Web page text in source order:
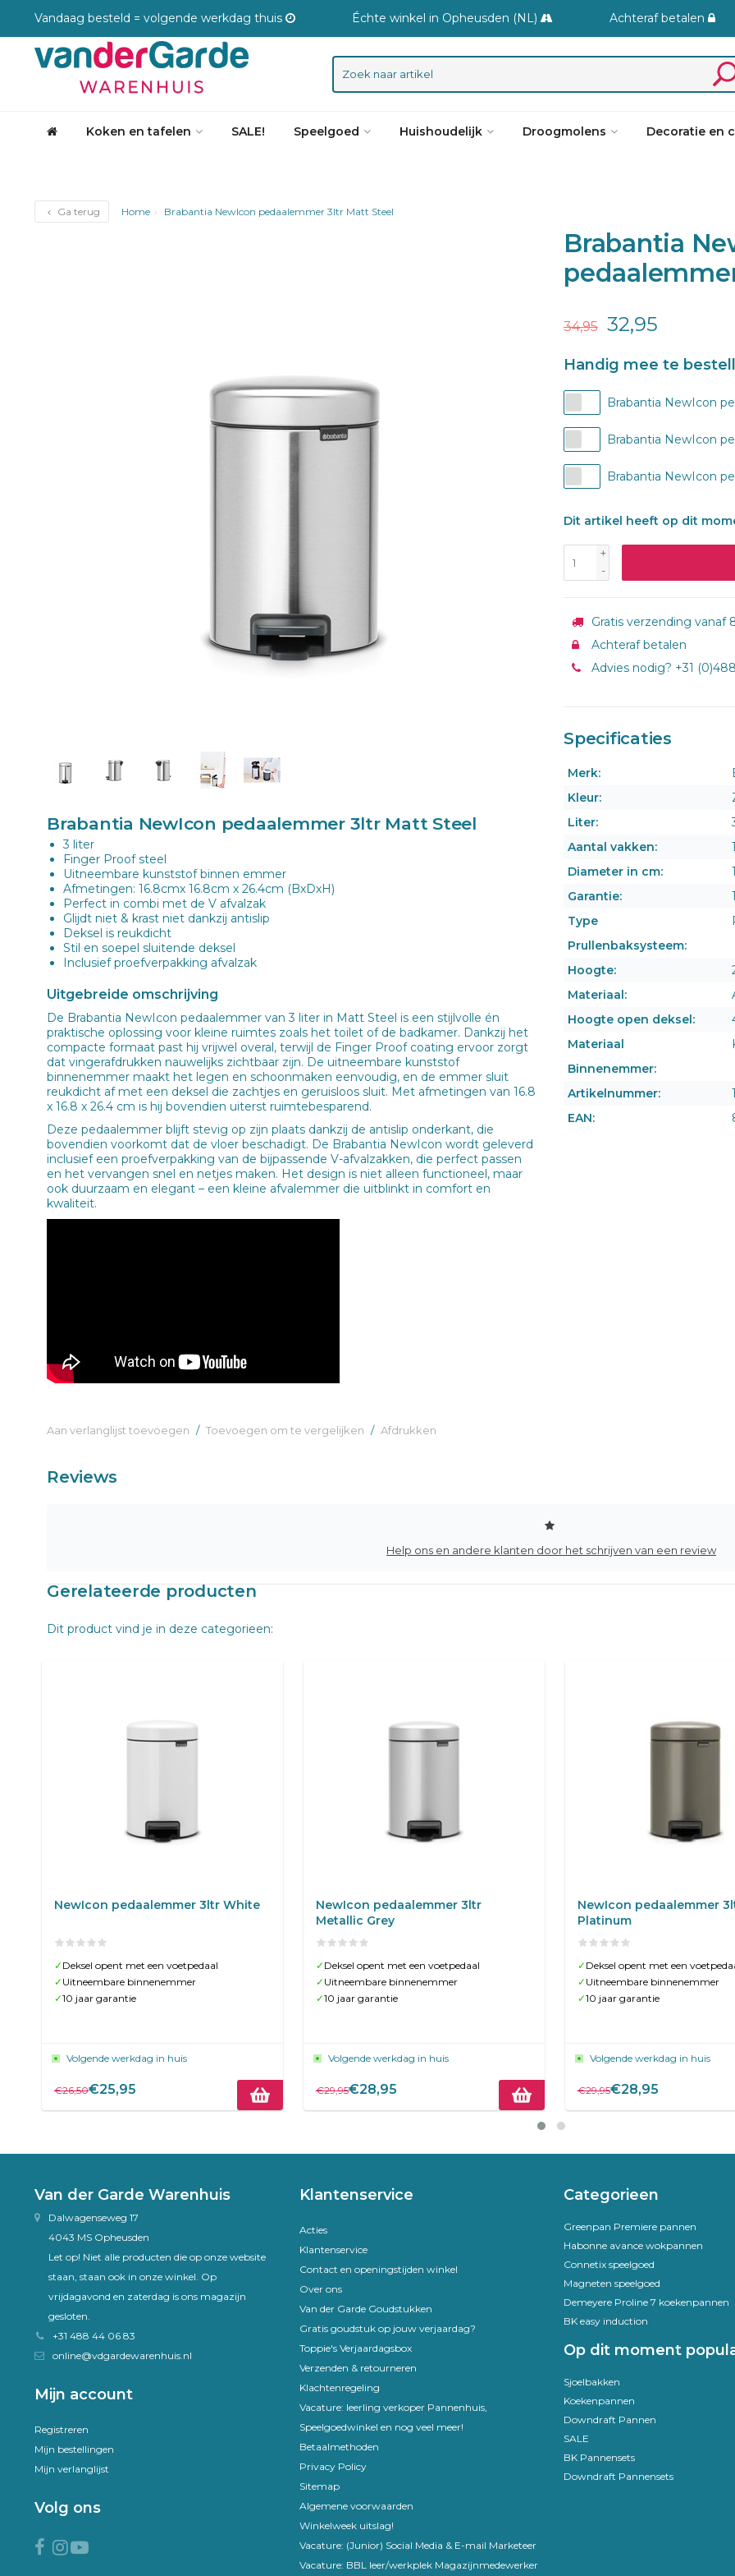
Vandaag besteld = volgende werkdag thuis Échte winkel in Opheusden (NL) Achteraf betalen
Koken en tafelen SALE! Speelgoed Huishoudelijk Droogmolens Decoratie en
Ga terug Home Brabantia NewIcon pedaalemmer 3ltr Matt Steel
Brabantia NewIcon pedaalemmer 3ltr Matt Steel
3 liter
Finger Proof steel
Uitneembare kunststof binnen emmer
Afmetingen: 16.8cmx 16.8cm x 26.4cm (BxDxH)
Perfect in combi met de V afvalzak
Glijdt niet & krast niet dankzij antislip
Deksel is reukdicht
Stil en soepel sluitende deksel
Inclusief proefverpakking afvalzak
Uitgebreide omschrijving
De Brabantia NewIcon pedaalemmer van 3 liter in Matt Steel is een stijlvolle én
praktische oplossing voor kleine ruimtes zoals het toilet of de badkamer. Dankzij het
compacte formaat past hij vrijwel overal, terwijl de Finger Proof coating ervoor zorgt
dat vingerafdrukken nauwelijks zichtbaar zijn. De uitneembare kunststof
binnenemmer maakt het legen en schoonmaken eenvoudig, en de emmer sluit
reukdicht af met een deksel die zachtjes en geruisloos sluit. Met afmetingen van 16.8
x 16.8 x 26.4 cm is hij bovendien uiterst ruimtebesparend.
Deze pedaalemmer blijft stevig op zijn plaats dankzij de antislip onderkant, die
bovendien voorkomt dat de vloer beschadigt. De Brabantia NewIcon wordt geleverd
inclusief een proefverpakking van de bijpassende V-afvalzakken, die perfect passen
en het vervangen snel en netjes maken. Het design is niet alleen functioneel, maar
ook duurzaam en elegant – een kleine afvalemmer die uitblinkt in comfort en
kwaliteit.
Aan verlanglijst toevoegen / Toevoegen om te vergelijken / Afdrukken
Brabantia
34,95 32,95
Handig mee te
Brabantia NewIcon
Brabantia NewIcon
Brabantia NewIcon
Dit artikel heeft op dit
+
-
Gratis verzending vanaf
Achteraf betalen
Advies nodig? +31
Specificaties
Merk:
Kleur:
Liter:
Aantal vakken:
1
Diameter in cm:
Garantie:
Type
Prullenbaksysteem:
Hoogte:
Materiaal:
Hoogte open deksel:
Materiaal
Binnenemmer:
Artikelnummer:
EAN:
Reviews
Help ons en andere klanten door het schrijven van een review
Gerelateerde producten
Dit product vind je in deze categorieen:
NewIcon pedaalemmer 3ltr White
✓ Deksel opent met een voetpedaal
✓ Uitneembare binnenemmer
✓10 jaar garantie
Volgende werkdag in huis
€26,50€25,95
NewIcon pedaalemmer 3ltr
Metallic Grey
✓ Deksel opent met een voetpedaal
✓ Uitneembare binnenemmer
✓10 jaar garantie
Volgende werkdag in huis
€29,95€28,95
NewIcon pedaalemmer
Platinum
✓ Deksel opent met een
✓ Uitneembare binnenemmer
✓10 jaar garantie
Volgende werkdag in huis
€29,95€28,95
Van der Garde Warenhuis
Dalwagenseweg 17
4043 MS Opheusden
Let op! Niet alle producten die op onze website
staan, staan ook in onze winkel. Op
vrijdagavond en zaterdag is ons magazijn
gesloten.
+31 488 44 06 83
online@vdgardewarenhuis.nl
Mijn account
Registreren
Mijn bestellingen
Mijn verlanglijst
Volg ons
Klantenservice
Acties
Klantenservice
Contact en openingstijden winkel
Over ons
Van der Garde Goudstukken
Gratis goudstuk op jouw verjaardag?
Toppie's Verjaardagsbox
Verzenden & retourneren
Klachtenregeling
Vacature: leerling verkoper Pannenhuis,
Speelgoedwinkel en nog veel meer!
Betaalmethoden
Privacy Policy
Sitemap
Algemene voorwaarden
Winkelweek uitslag!
Vacature: (Junior) Social Media & E-mail Marketeer
Vacature: BBL leer/werkplek Magazijnmedewerker
Categorieen
Greenpan Premiere pannen
Habonne avance wokpannen
Connetix speelgoed
Magneten speelgoed
Demeyere Proline 7 koekenpannen
BK easy induction
Op dit moment
Sjoelbakken
Koekenpannen
Downdraft Pannen
SALE
BK Pannensets
Downdraft Pannensets